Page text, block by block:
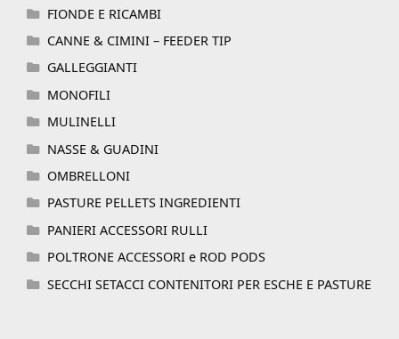
FIONDE E RICAMBI
CANNE & CIMINI – FEEDER TIP
GALLEGGIANTI
MONOFILI
MULINELLI
NASSE & GUADINI
OMBRELLONI
PASTURE PELLETS INGREDIENTI
PANIERI ACCESSORI RULLI
POLTRONE ACCESSORI e ROD PODS
SECCHI SETACCI CONTENITORI PER ESCHE E PASTURE